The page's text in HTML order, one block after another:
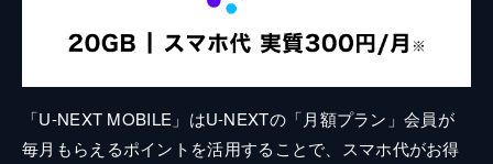
「U-NEXT MOBILE」はU-NEXTの「月額プラン」会員が
毎月もらえるポイントを活用することで、スマホ代がお得